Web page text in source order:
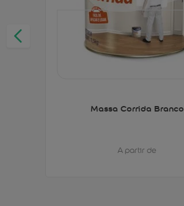
Massa Corrida Branco
A partir de